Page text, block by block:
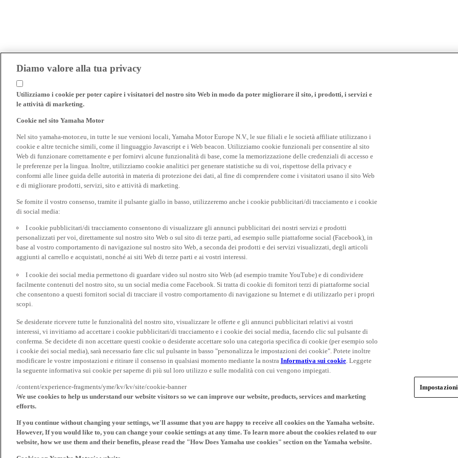
Diamo valore alla tua privacy
Utilizziamo i cookie per poter capire i visitatori del nostro sito Web in modo da poter migliorare il sito, i prodotti, i servizi e
le attività di marketing.
Cookie nel sito Yamaha Motor
Nel sito yamaha-motor.eu, in tutte le sue versioni locali, Yamaha Motor Europe N.V., le sue filiali e le società affiliate utilizzano i
cookie e altre tecniche simili, come il linguaggio Javascript e i Web beacon. Utilizziamo cookie funzionali per consentire al sito
Web di funzionare correttamente e per fornirvi alcune funzionalità di base, come la memorizzazione delle credenziali di accesso e
le preferenze per la lingua. Inoltre, utilizziamo cookie analitici per generare statistiche su di voi, rispettose della privacy e
conformi alle linee guida delle autorità in materia di protezione dei dati, al fine di comprendere come i visitatori usano il sito Web
e di migliorare prodotti, servizi, sito e attività di marketing.
Se fornite il vostro consenso, tramite il pulsante giallo in basso, utilizzeremo anche i cookie pubblicitari/di tracciamento e i cookie
di social media:
I cookie pubblicitari/di tracciamento consentono di visualizzare gli annunci pubblicitari dei nostri servizi e prodotti
personalizzati per voi, direttamente sul nostro sito Web o sul sito di terze parti, ad esempio sulle piattaforme social (Facebook), in
base al vostro comportamento di navigazione sul nostro sito Web, a seconda dei prodotti e dei servizi visualizzati, degli articoli
aggiunti al carrello e acquistati, nonché ai siti Web di terze parti e ai vostri interessi.
I cookie dei social media permettono di guardare video sul nostro sito Web (ad esempio tramite YouTube) e di condividere
facilmente contenuti del nostro sito, su un social media come Facebook. Si tratta di cookie di fornitori terzi di piattaforme social
che consentono a questi fornitori social di tracciare il vostro comportamento di navigazione su Internet e di utilizzarlo per i propri
scopi.
Se desiderate ricevere tutte le funzionalità del nostro sito, visualizzare le offerte e gli annunci pubblicitari relativi ai vostri
interessi, vi invitiamo ad accettare i cookie pubblicitari/di tracciamento e i cookie dei social media, facendo clic sul pulsante di
conferma. Se decidete di non accettare questi cookie o desiderate accettare solo una categoria specifica di cookie (per esempio solo
i cookie dei social media), sarà necessario fare clic sul pulsante in basso "personalizza le impostazioni dei cookie". Potete inoltre
modificare le vostre impostazioni e ritirare il consenso in qualsiasi momento mediante la nostra Informativa sui cookie. Leggete
la seguente informativa sui cookie per saperne di più sul loro utilizzo e sulle modalità con cui vengono impiegati.
/content/experience-fragments/yme/kv/kv/site/cookie-banner
We use cookies to help us understand our website visitors so we can improve our website, products, services and marketing
efforts.
If you continue without changing your settings, we'll assume that you are happy to receive all cookies on the Yamaha website.
However, If you would like to, you can change your cookie settings at any time. To learn more about the cookies related to our
website, how we use them and their benefits, please read the "How Does Yamaha use cookies" section on the Yamaha website.